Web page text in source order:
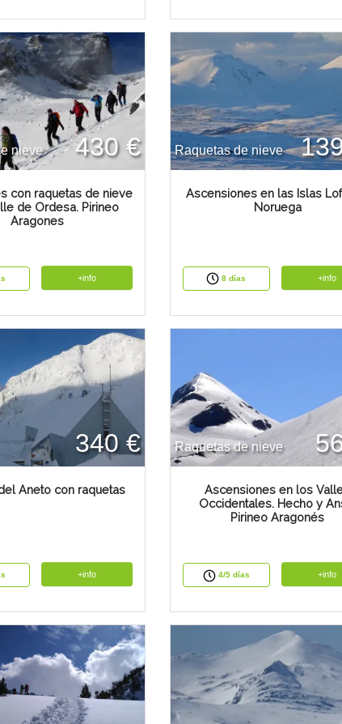
nieve 430 €
con raquetas de nieve
de Ordesa. Pirineo
Aragones
+info
Raquetas de nieve
Ascensiones en las Islas
Noruega
8 días +info
340 €
Aneto con raquetas
+info
Raquetas de nieve
Ascensiones en los
Occidentales. Hecho y
Pirineo Aragonés
4/5 días +info